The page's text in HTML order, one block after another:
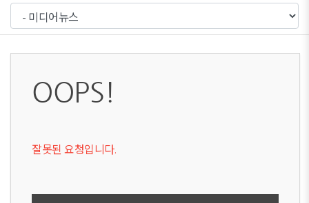
OOPS!
잘못된 요청입니다.